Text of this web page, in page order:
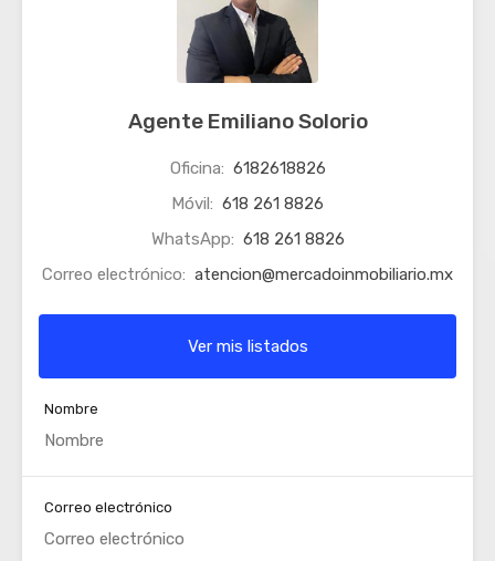
Agente Emiliano Solorio
Oficina: 6182618826
Móvil: 618 261 8826
WhatsApp: 618 261 8826
Correo electrónico: atencion@mercadoinmobiliario.mx
Ver mis listados
Nombre
Correo electrónico